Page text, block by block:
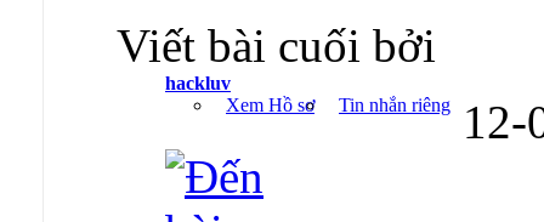
Viết bài cuối bởi
hackluv
Xem Hồ sơ
Tin nhắn riêng